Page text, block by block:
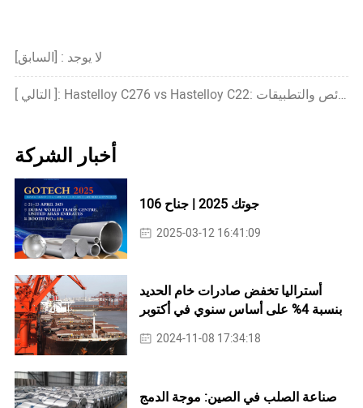
[ التالي ]: Hastelloy C276 vs Hastelloy C22: الاختلافات الرئيسية والخصائص والتطبيقات
أخبار الشركة
جوتك 2025 | جناح 106
2025-03-12 16:41:09
أستراليا تخفض صادرات خام الحديد
بنسبة 4% على أساس سنوي في أكتوبر
2024-11-08 17:34:18
صناعة الصلب في الصين: موجة الدمج